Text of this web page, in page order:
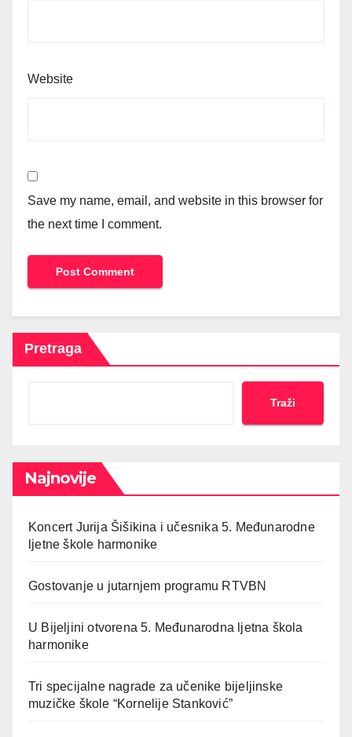
Website
Save my name, email, and website in this browser for
the next time I comment.
Pretraga
Traži
Najnovije
Koncert Jurija Šišikina i učesnika 5. Međunarodne
ljetne škole harmonike
Gostovanje u jutarnjem programu RTVBN
U Bijeljini otvorena 5. Međunarodna ljetna škola
harmonike
Tri specijalne nagrade za učenike bijeljinske
muzičke škole “Kornelije Stanković”